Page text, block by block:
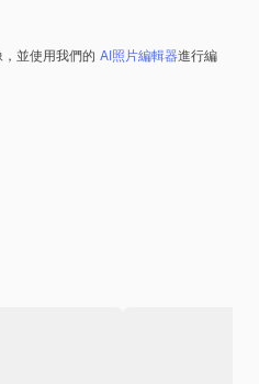
並使用我們的 AI照片編輯器進行編